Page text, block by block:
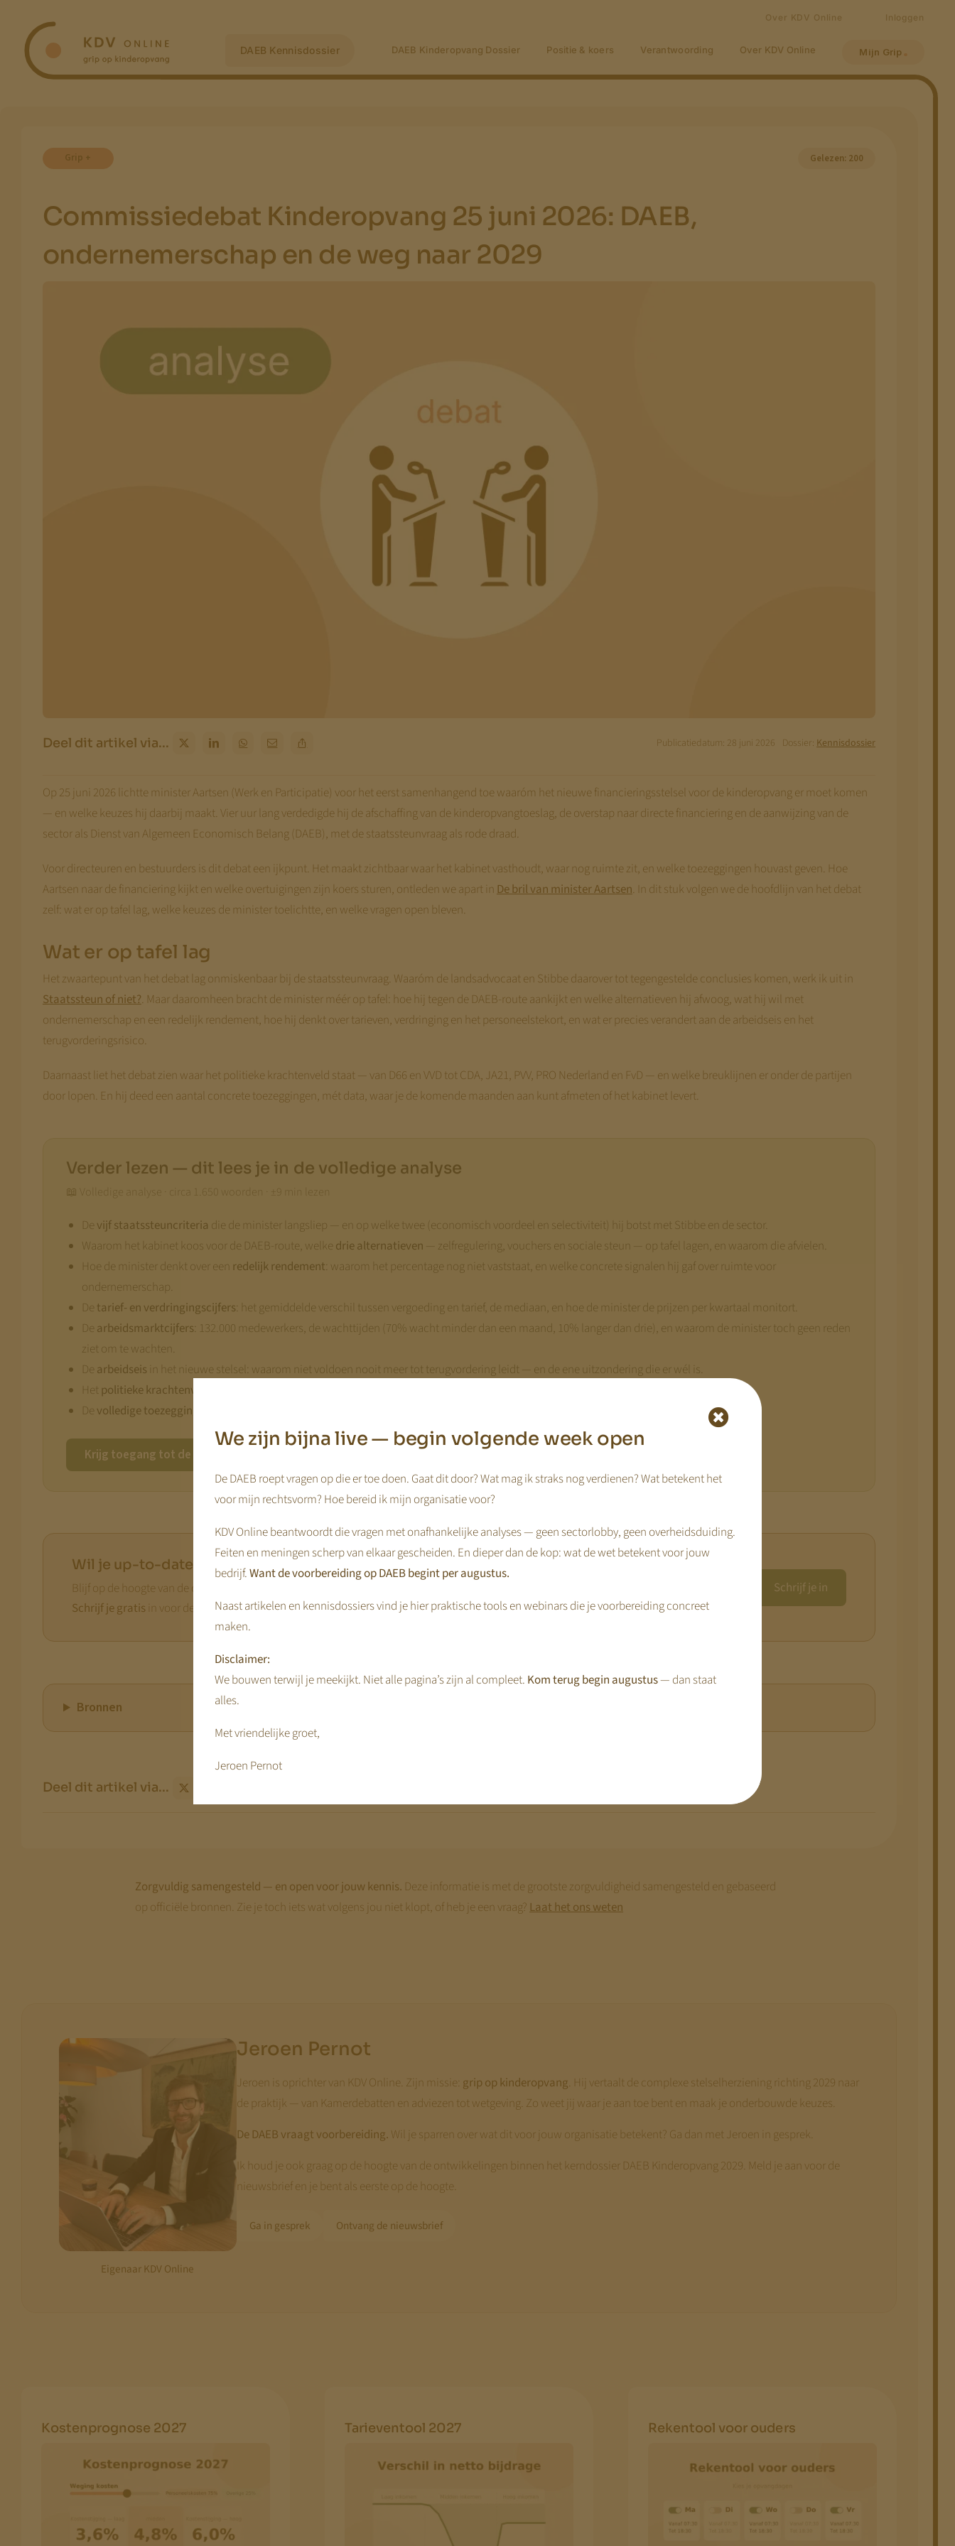
inhoud
DAEB Kennisdossier
Over KDV Online Inloggen
DAEB Kinderopvang Dossier Positie & koers Verantwoording Over KDV Online Mijn Grip
Grip + Gelezen: 200
Commissiedebat Kinderopvang 25 juni 2026: DAEB,
ondernemerschap en de weg naar 2029
Deel dit artikel via... Publicatiedatum: 28 juni 2026 Dossier:Kennisdossier
Op 25 juni 2026 lichtte minister Aartsen (Werk en Participatie) voor het eerst samenhangend toe waaróm het nieuwe financieringsstelsel voor de kinderopvang er moet komen
— en welke keuzes hij daarbij maakt. Vier uur lang verdedigde hij de afschaffing van de kinderopvangtoeslag, de overstap naar directe financiering en de aanwijzing van de
sector als Dienst van Algemeen Economisch Belang (DAEB), met de staatssteunvraag als rode draad.
Voor directeuren en bestuurders is dit debat een ijkpunt. Het maakt zichtbaar waar het kabinet vasthoudt, waar nog ruimte zit, en welke toezeggingen houvast geven. Hoe
Aartsen naar de financiering kijkt en welke overtuigingen zijn koers sturen, ontleden we apart inDe bril van minister Aartsen. In dit stuk volgen we de hoofdlijn van het debat
zelf: wat er op tafel lag, welke keuzes de minister toelichtte, en welke vragen open bleven.
Wat er op tafel lag
Het zwaartepunt van het debat lag onmiskenbaar bij de staatssteunvraag. Waaróm de landsadvocaat en Stibbe daarover tot tegengestelde conclusies komen, werk ik uit in
Staatssteun of niet?. Maar daaromheen bracht de minister méér op tafel: hoe hij tegen de DAEB-route aankijkt en welke alternatieven hij afwoog, wat hij wil met
ondernemerschap en een redelijk rendement, hoe hij denkt over tarieven, verdringing en het personeelstekort, en wat er precies verandert aan de arbeidseis en het
terugvorderingsrisico.
Daarnaast liet het debat zien waar het politieke krachtenveld staat — van D66 en VVD tot CDA, JA21, PVV, PRO Nederland en FvD — en welke breuklijnen er onder de partijen
door lopen. En hij deed een aantal concrete toezeggingen, mét data, waar je de komende maanden aan kunt afmeten of het kabinet levert.
Verder lezen — dit lees je in de volledige analyse
📖 Volledige analyse · circa 1.650 woorden · ±9 min lezen
De vijf staatssteuncriteria die de minister langsliep — en op welke twee (economisch voordeel en selectiviteit) hij botst met Stibbe en de sector.
Waarom het kabinet koos voor de DAEB-route, welke drie alternatieven — zelfregulering, vouchers en sociale steun — op tafel lagen, en waarom die afvielen.
Hoe de minister denkt over een redelijk rendement: waarom het percentage nog niet vaststaat, en welke concrete signalen hij gaf over ruimte voor
ondernemerschap.
De tarief- en verdringingscijfers: het gemiddelde verschil tussen vergoeding en tarief, de mediaan, en hoe de minister de prijzen per kwartaal monitort.
De arbeidsmarktcijfers: 132.000 medewerkers, de wachttijden (70% wacht minder dan een maand, 10% langer dan drie), en waarom de minister toch geen reden
ziet om te wachten.
De arbeidseis in het nieuwe stelsel: waarom niet voldoen nooit meer tot terugvordering leidt — en de ene uitzondering die er wél is.
Het politieke krachtenveld
De volledige toezeggingenlijst
Krijg toegang tot de volledige analyse
Wil je up-to-date blijven?
Blijf op de hoogte van de ontwikkelingen rond de DAEB-aanwijzing en de nieuwe financiering van kinderopvang.
Schrijf je gratis in voor de nieuwsbrief van KDV Online.
Schrijf je in
Bronnen
Deel dit artikel via...
Zorgvuldig samengesteld — en open voor jouw kennis. Deze informatie is met de grootste zorgvuldigheid samengesteld en gebaseerd
op officiële bronnen. Zie je toch iets wat volgens jou niet klopt, of heb je een vraag?Laat het ons weten
Eigenaar KDV Online
Jeroen Pernot
Jeroen is oprichter van KDV Online. Zijn missie: grip op kinderopvang. Hij vertaalt de complexe stelselherziening richting 2029 naar
de praktijk — van Kamerdebatten en adviezen tot wetgeving. Zo weet jij waar je aan toe bent en maak je onderbouwde keuzes.
De DAEB vraagt voorbereiding. Wil je sparren over wat dit voor jouw organisatie betekent? Ga dan met Jeroen in gesprek.
Ik houd je ook graag op de hoogte van de ontwikkelingen binnen het kerndossier DAEB Kinderopvang 2029. Meld je aan voor de
nieuwsbrief en je bent als eerste op de hoogte.
Ga in gesprek Ontvang de nieuwsbrief
Kostenprognose 2027 Tarieventool 2027 Rekentool voor ouders
We zijn bijna live — begin volgende week open
De DAEB roept vragen op die er toe doen. Gaat dit door? Wat mag ik straks nog verdienen? Wat betekent het
voor mijn rechtsvorm? Hoe bereid ik mijn organisatie voor?
KDV Online beantwoordt die vragen met onafhankelijke analyses — geen sectorlobby, geen overheidsduiding.
Feiten en meningen scherp van elkaar gescheiden. En dieper dan de kop: wat de wet betekent voor jouw
bedrijf.Want de voorbereiding op DAEB begint per augustus.
Naast artikelen en kennisdossiers vind je hier praktische tools en webinars die je voorbereiding concreet
maken.
Disclaimer:
We bouwen terwijl je meekijkt. Niet alle pagina’s zijn al compleet. Kom terug begin augustus— dan staat
alles.
Met vriendelijke groet,
Jeroen Pernot